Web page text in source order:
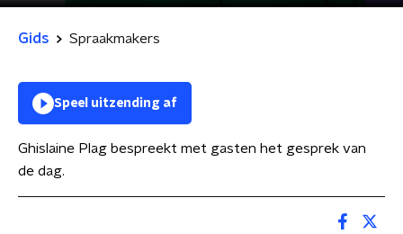
Gids Spraakmakers
Speel uitzending af
Ghislaine Plag bespreekt met gasten het gesprek van
de dag.